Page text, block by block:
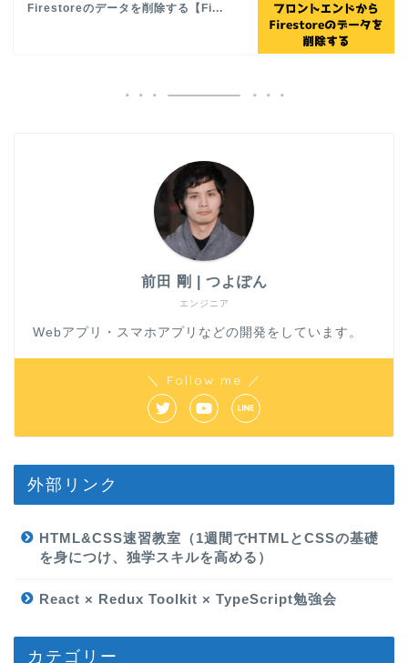
Firestoreのデータを削除する【Fi...
エンジニア
前田 剛 | つよぽん
Webアプリ・スマホアプリなどの開発をしています。
＼ Follow me ／
外部リンク
HTML&CSS速習教室（1週間でHTMLとCSSの基礎
を身につけ、独学スキルを高める）
React × Redux Toolkit × TypeScript勉強会
カテゴリー